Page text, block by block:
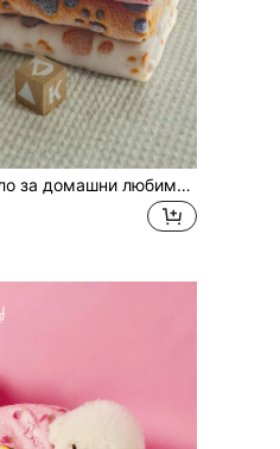
1 бр. одеяло за домашни любимци с лапа, подходящо за малки/средни котки и кучета, тънка постелка за спане от коралов полар, за целогодишна употреба